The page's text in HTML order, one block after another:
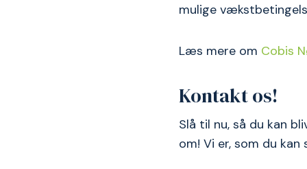
mulige
Læs mere om Cobis
Kontakt os!
Slå til nu, så du kan
om! Vi er, som du